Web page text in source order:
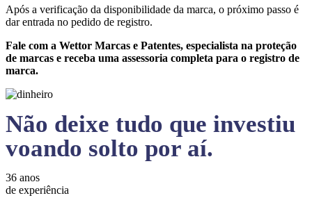
Após a verificação da disponibilidade da marca, o próximo passo é
dar entrada no pedido de registro.
Fale com a Wettor Marcas e Patentes, especialista na proteção
de marcas e receba uma assessoria completa para o registro de
marca.
Não deixe tudo que investiu
voando solto por aí.
36 anos
de experiência